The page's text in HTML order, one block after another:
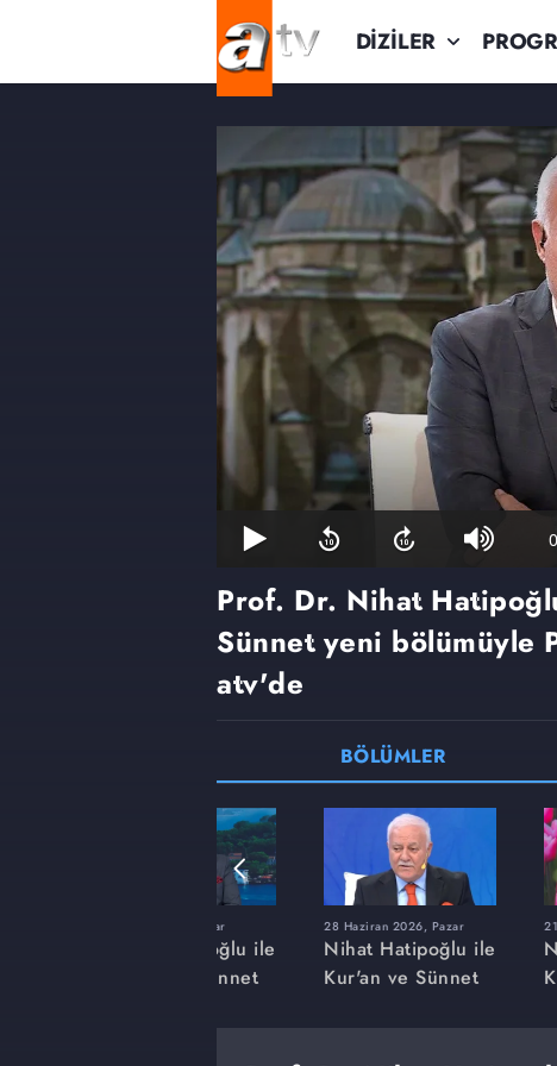
DİZİLER
Prof. Dr. Nihat
Sünnet yeni bölümüyle
atv'de
BÖLÜMLER
22 Mart 2026, Pazar
Nihat Hatipoğlu ile
Kur'an ve Sünnet
28 Haziran 2026, Pazar
Nihat Hatipoğlu ile
Kur'an ve Sünnet